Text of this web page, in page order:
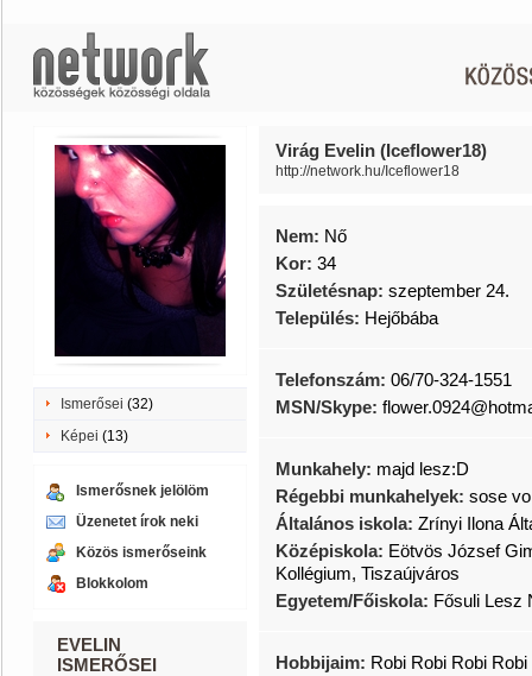
Ismerősei (32)
Képei (13)
Ismerősnek jelölöm
Üzenetet írok neki
Közös ismerőseink
Blokkolom
EVELIN
ISMERŐSEI
Virág Evelin (Iceflower18)
http://network.hu/Iceflower18
Nem: Nő
Kor: 34
Születésnap: szeptember 24.
Település: Hejőbába
Telefonszám: 06/70-324-1551
MSN/Skype:
Munkahely: majd lesz:D
Régebbi munkahelyek: sose
Általános iskola: Zrínyi Ilona
Középiskola: Eötvös József
Kollégium, Tiszaújváros
Egyetem/Főiskola: Fősuli Lesz
Hobbijaim: Robi Robi Robi